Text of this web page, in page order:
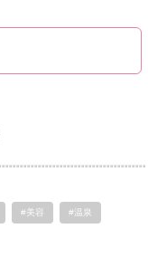
#美容 #温泉